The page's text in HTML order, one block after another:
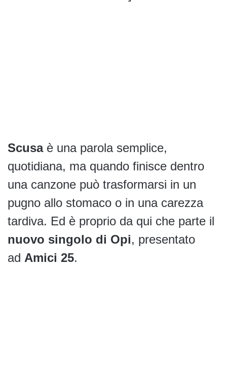
Scusaè una parola semplice,
quotidiana, ma quando finisce dentro
una canzone può trasformarsi in un
pugno allo stomaco o in una carezza
tardiva. Ed è proprio da qui che parte il
nuovo singolo di Opi, presentato
ad Amici 25.